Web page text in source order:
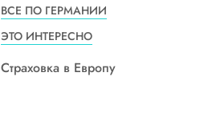
ВСЕ ПО ГЕРМАНИИ
ЭТО ИНТЕРЕСНО
Страховка в Европу